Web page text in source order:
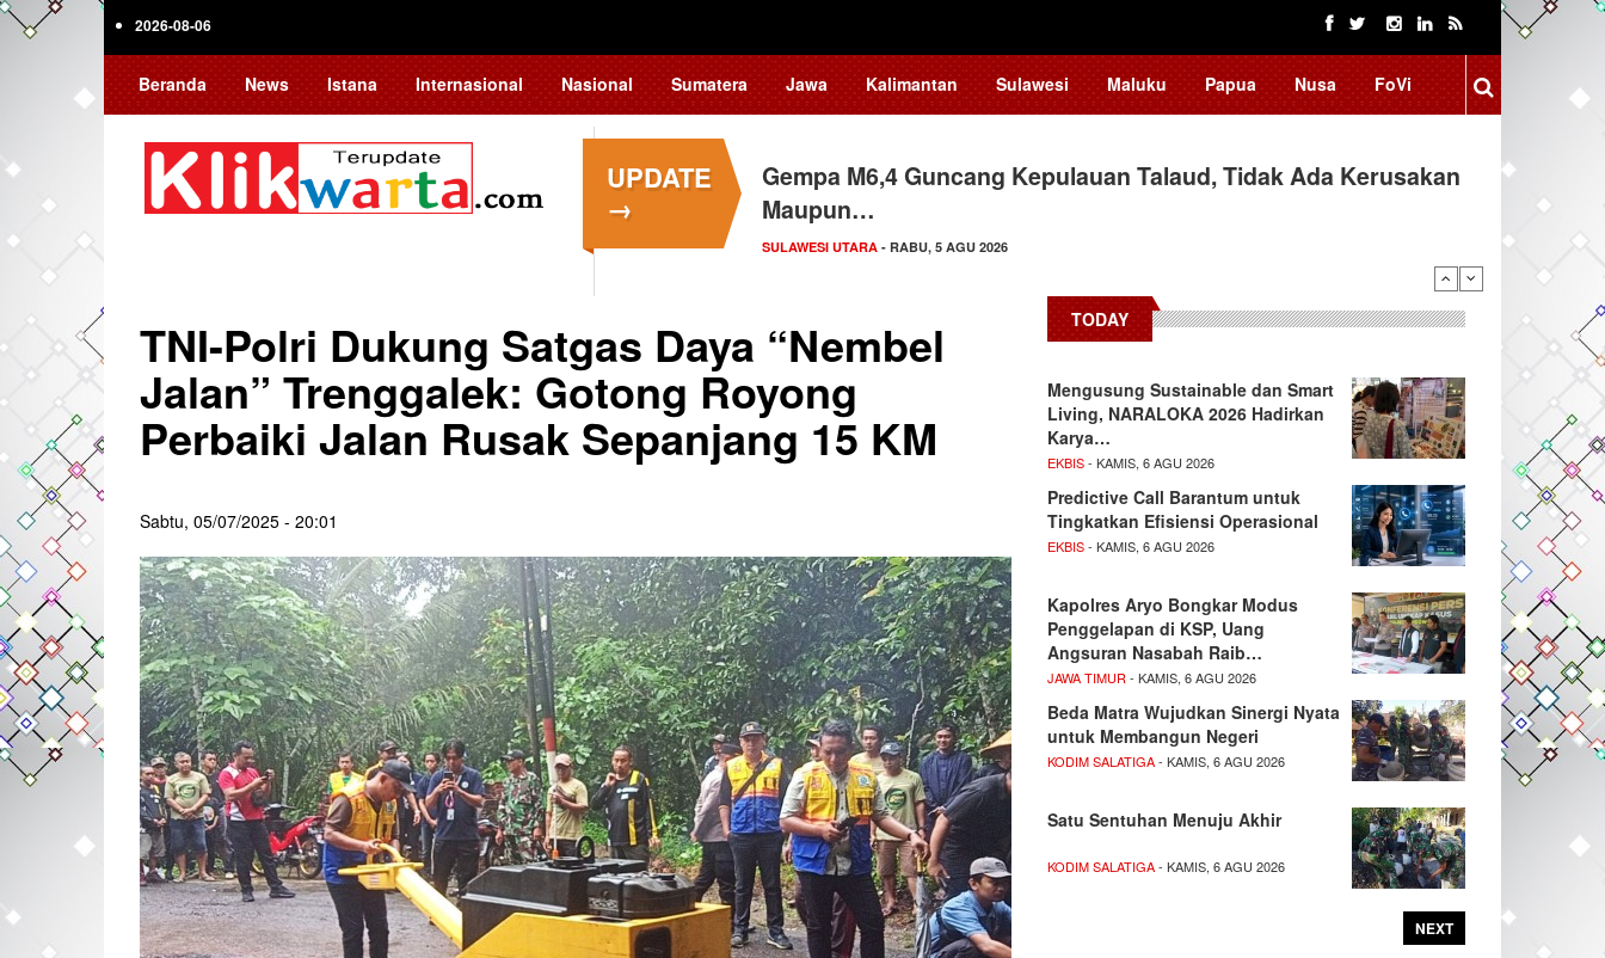
Skip
2026-08-06
Beranda News Istana Internasional Nasional Sumatera Jawa Kalimantan Sulawesi Maluku Papua Nusa FoVi
UPDATE
→
Gempa M6,4 Guncang Kepulauan Talaud, Tidak Ada Kerusakan
Maupun…
SULAWESI UTARA - RABU, 5 AGU 2026
TNI-Polri Dukung Satgas Daya “Nembel
Jalan” Trenggalek: Gotong Royong
Perbaiki Jalan Rusak Sepanjang 15 KM
Sabtu, 05/07/2025 - 20:01
TODAY
Mengusung Sustainable dan Smart
Living, NARALOKA 2026 Hadirkan
Karya…
EKBIS- KAMIS, 6 AGU 2026
Predictive Call Barantum untuk
Tingkatkan Efisiensi Operasional
EKBIS- KAMIS, 6 AGU 2026
Kapolres Aryo Bongkar Modus
Penggelapan di KSP, Uang
Angsuran Nasabah Raib…
JAWA TIMUR - KAMIS, 6 AGU 2026
Beda Matra Wujudkan Sinergi Nyata
untuk Membangun Negeri
KODIM SALATIGA- KAMIS, 6 AGU 2026
Satu Sentuhan Menuju Akhir
KODIM SALATIGA- KAMIS, 6 AGU 2026
NEXT